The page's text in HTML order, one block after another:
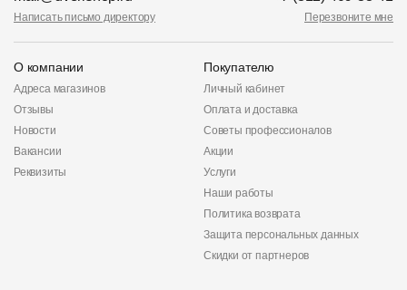
Написать письмо директору Перезвоните мне
О компании
Адреса магазинов
Отзывы
Новости
Вакансии
Реквизиты
Покупателю
Личный кабинет
Оплата и доставка
Советы профессионалов
Акции
Услуги
Наши работы
Политика возврата
Защита персональных данных
Скидки от партнеров